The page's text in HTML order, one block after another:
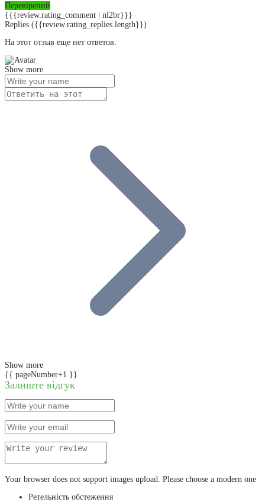
Перевірений
{{{review.rating_comment | nl2br}}}
Replies ({{review.rating_replies.length}})
На этот отзыв еще нет ответов.
Show more
Show more
{{ pageNumber+1 }}
Залиште відгук
Your browser does not support images upload. Please choose a modern one
Ретельність обстеження